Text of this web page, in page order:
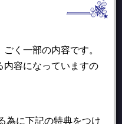
く一部の内容です。
内容になっていますの
為に下記の特典をつけ